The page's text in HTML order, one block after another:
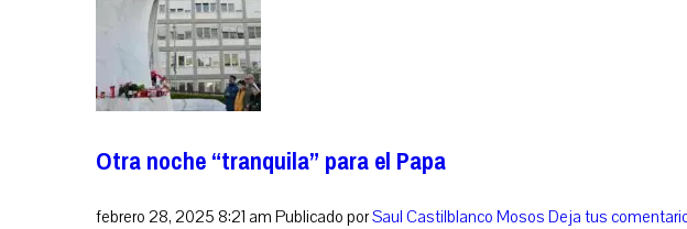
Otra noche “tranquila” para el Papa
febrero 28, 2025 8:21 am Publicado porSaul Castilblanco Mosos Deja tus